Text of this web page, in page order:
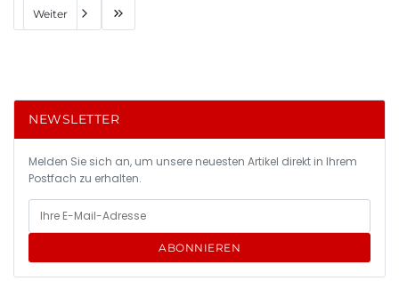
Weiter
NEWSLETTER
Melden Sie sich an, um unsere neuesten Artikel direkt in Ihrem
Postfach zu erhalten.
ABONNIEREN